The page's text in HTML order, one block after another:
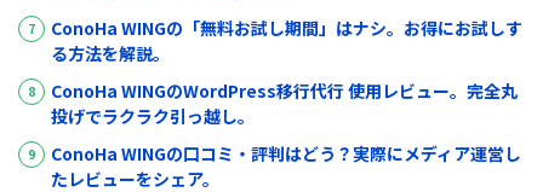
ConoHa WINGの「無料お試し期間」はナシ。お得にお試しす
る方法を解説。
ConoHa WINGのWordPress移行代行 使用レビュー。完全丸
投げでラクラク引っ越し。
ConoHa WINGの口コミ・評判はどう？実際にメディア運営し
たレビューをシェア。